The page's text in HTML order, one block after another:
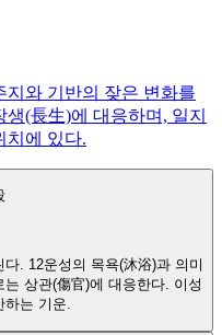
지와 기반의 잦은 변화를
(長生)에 대응하며, 일지
치에 있다.
다. 12운성의 목욕(沐浴)과 의미
상관(傷官)에 대응한다. 이성
는 기운.